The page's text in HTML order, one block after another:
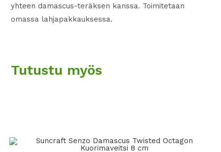
yhteen damascus-teräksen kanssa. Toimitetaan
omassa lahjapakkauksessa.
Tutustu myös